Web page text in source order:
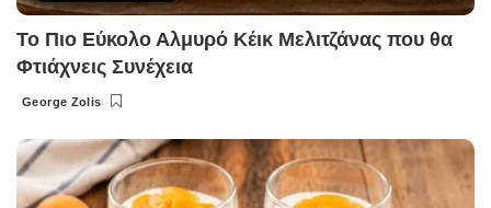
Το Πιο Εύκολο Αλμυρό Κέικ Μελιτζάνας που θα
Φτιάχνεις Συνέχεια
Posted
George Zolis